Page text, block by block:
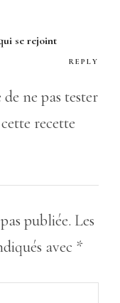
se rejoint
REPLY
ne pas tester
recette
publiée. Les
avec *